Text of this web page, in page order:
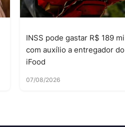
INSS pode gastar R$ 189 mi
com auxílio a entregador do
iFood
07/08/2026